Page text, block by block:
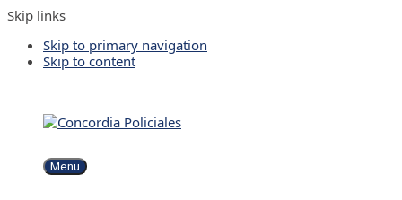
Skip links
Skip to primary navigation
Skip to content
Menu